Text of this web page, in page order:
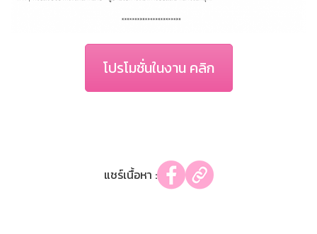
โปรโมชั่นในงาน คลิก
แชร์เนื้อหา :